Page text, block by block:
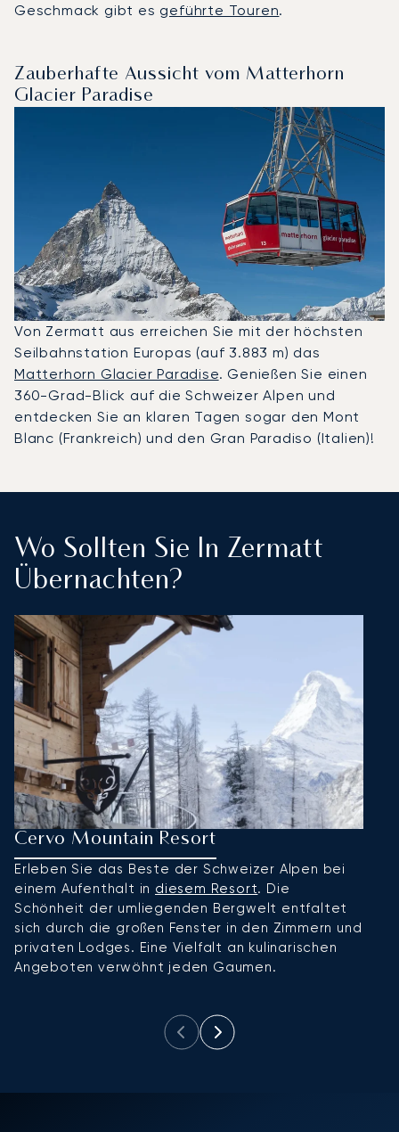
Geschmack gibt es geführte Touren.
Zauberhafte Aussicht vom Matterhorn
Glacier Paradise
Von Zermatt aus erreichen Sie mit der höchsten
Seilbahnstation Europas (auf 3.883 m) das
Matterhorn Glacier Paradise. Genießen Sie einen
360-Grad-Blick auf die Schweizer Alpen und
entdecken Sie an klaren Tagen sogar den Mont
Blanc (Frankreich) und den Gran Paradiso (Italien)!
Wo Sollten Sie In Zermatt
Übernachten?
Cervo Mountain Resort
Erleben Sie das Beste der Schweizer Alpen bei
einem Aufenthalt in diesem Resort. Die
Schönheit der umliegenden Bergwelt entfaltet
sich durch die großen Fenster in den Zimmern und
privaten Lodges. Eine Vielfalt an kulinarischen
Angeboten verwöhnt jeden Gaumen.